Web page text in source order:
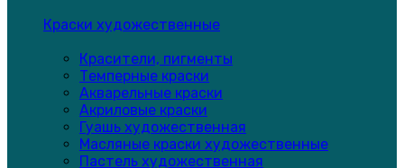
Краски художественные
Красители, пигменты
Темперные краски
Акварельные краски
Акриловые краски
Гуашь художественная
Масляные краски художественные
Пастель художественная